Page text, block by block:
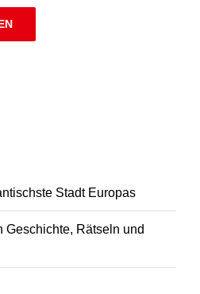
Stadt Europas
Geschichte, Rätseln und